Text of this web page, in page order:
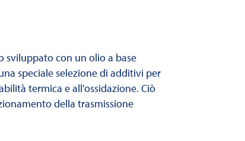
sviluppato con un olio a base
speciale selezione di additivi per
termica e all'ossidazione. Ciò
della trasmissione